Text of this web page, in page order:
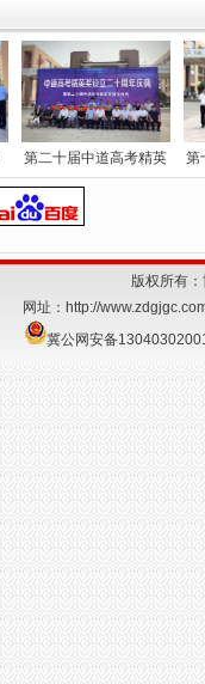
第二十届中道高考精英 第
版权所有
网址： http://
冀公网安备